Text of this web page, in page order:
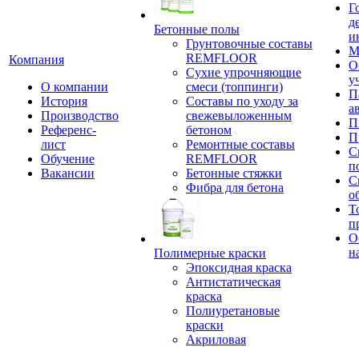
Компания
О компании
История
Производство
Референс-
лист
Обучение
Вакансии
Бетонные полы
Грунтовочные составы
REMFLOOR
Сухие упрочняющие
смеси (топпинги)
Составы по уходу за
свежевыложенным
бетоном
Ремонтные составы
REMFLOOR
Бетонные стяжки
Фибра для бетона
Полимерные краски
Эпоксидная краска
Антистатическая
краска
Полиуретановые
краски
Акриловая